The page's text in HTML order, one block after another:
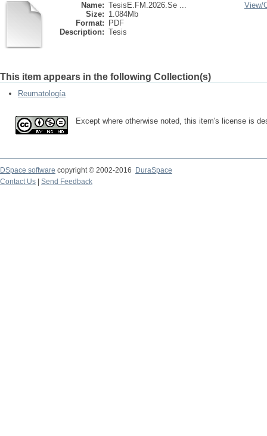
Name: TesisE.FM.2026.Se ...
Size: 1.084Mb
Format:
PDF
Description: Tesis
View/
This item appears in the following Collection(s)
Reumatología
Except where otherwise noted, this item's license is
DSpace software copyright © 2002-2016
DuraSpace
Contact Us
Send Feedback